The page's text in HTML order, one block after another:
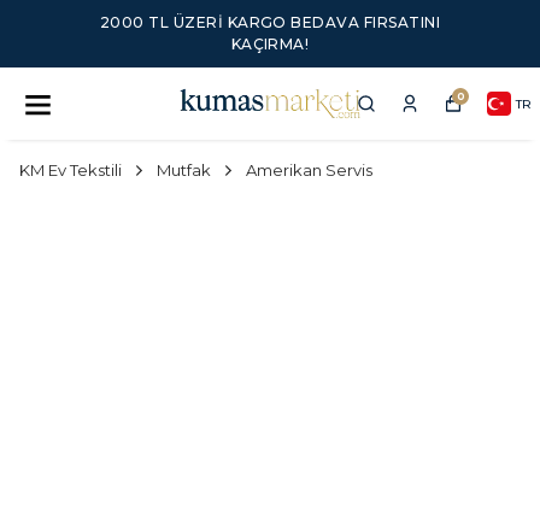
2000 TL ÜZERI KARGO BEDAVA FIRSATINI
KAÇIRMA!
0 TR
KM Ev Tekstili Mutfak Amerikan Servis